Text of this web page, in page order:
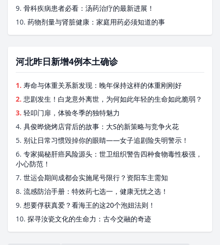
9. 骨科疾病患者必看：汤药治疗的最新进展！
10. 药物剂量与肾脏健康：家庭用药必须知道的事
河北昨日新增4例本土确诊
1. 寿命与体重关系新发现：晚年保持这样的体重刚刚好
2. 悲剧发生！白龙意外离世，为何如此年轻的生命如此脆弱？
3. 轻叩门扉，体验冬季的独特魅力
4. 具俊晔烧烤店背后的故事：大S的新策略与竞争火花
5. 别让日常习惯毁掉你的眼睛——女子追剧险失明警示！
6. 专家揭秘肝癌风险源头：世卫组织警告四种食物毒性极强，
小心防范！
7. 世运会期间成都会实施尾号限行？资阳车主需知
8. 流感防治手册：特效药七选一，健康无忧之选！
9. 想要俘获真爱？看海王的这20个泡妞法则！
10. 探寻汝瓷文化的生命力：古今交融的奇迹